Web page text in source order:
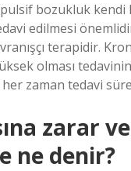
bozukluk kendi
edilmesi
terapidir.
olması
zaman tedavi
zarar
ne denir?